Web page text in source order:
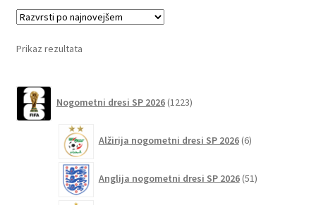
Prikaz rezultata
Nogometni dresi SP 2026 1223izdelkov
Alžirija nogometni dresi SP 2026 6izdelkov
Anglija nogometni dresi SP 2026 51izdelkov